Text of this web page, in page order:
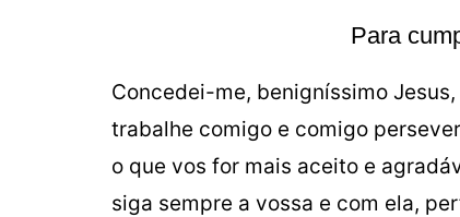
Para
Concedei-me, benigníssimo
trabalhe comigo e comigo
o que vos for mais aceito e
siga sempre a vossa e com ela,